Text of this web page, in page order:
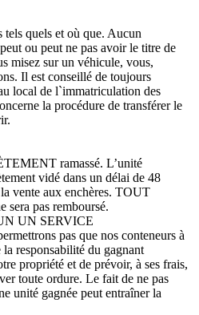
tels quels et où que. Aucun
ou peut ne pas avoir le titre de
misez sur un véhicule, vous,
Il est conseillé de toujours
local de l`immatriculation des
la procédure de transférer le
ramassé. L’unité
vidé dans un délai de 48
vente aux enchères. TOUT
sera pas remboursé.
UN SERVICE
pas que nos conteneurs à
responsabilité du gagnant
propriété et de prévoir, à ses frais,
toute ordure. Le fait de ne pas
unité gagnée peut entraîner la